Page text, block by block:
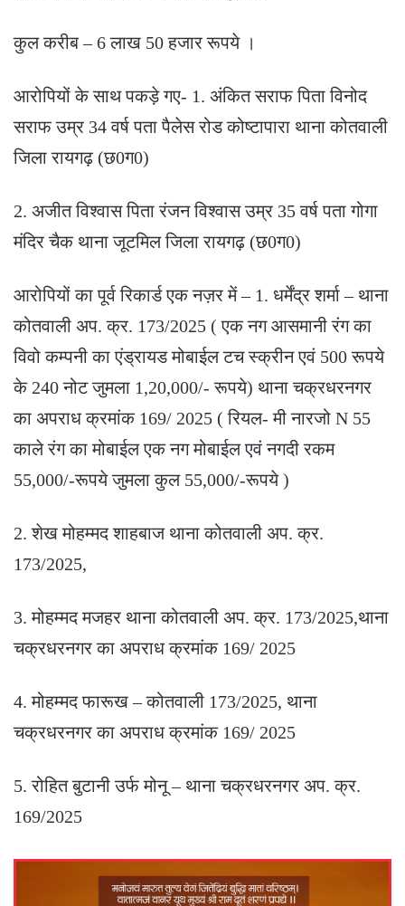
कुल करीब – 6 लाख 50 हजार रूपये ।
आरोपियों के साथ पकड़े गए- 1. अंकित सराफ पिता विनोद
सराफ उम्र 34 वर्ष पता पैलेस रोड कोष्टापारा थाना कोतवाली
जिला रायगढ़ (छ0ग0)
2. अजीत विश्वास पिता रंजन विश्वास उम्र 35 वर्ष पता गोगा
मंदिर चैक थाना जूटमिल जिला रायगढ़ (छ0ग0)
आरोपियों का पूर्व रिकार्ड एक नज़र में – 1. धर्मेंद्र शर्मा – थाना
कोतवाली अप. क्र. 173/2025 ( एक नग आसमानी रंग का
विवो कम्पनी का एंड्रायड मोबाईल टच स्क्रीन एवं 500 रूपये
के 240 नोट जुमला 1,20,000/- रूपये) थाना चक्रधरनगर
का अपराध क्रमांक 169/ 2025 ( रियल- मी नारजो N 55
काले रंग का मोबाईल एक नग मोबाईल एवं नगदी रकम
55,000/-रूपये जुमला कुल 55,000/-रूपये )
2. शेख मोहम्मद शाहबाज थाना कोतवाली अप. क्र.
173/2025,
3. मोहम्मद मजहर थाना कोतवाली अप. क्र. 173/2025,थाना
चक्रधरनगर का अपराध क्रमांक 169/ 2025
4. मोहम्मद फारूख – कोतवाली 173/2025, थाना
चक्रधरनगर का अपराध क्रमांक 169/ 2025
5. रोहित बुटानी उर्फ मोनू – थाना चक्रधरनगर अप. क्र.
169/2025